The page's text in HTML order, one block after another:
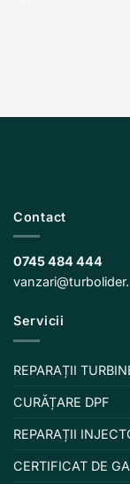
Contact
0745 484 444
Servicii
REPARAȚII
CURĂȚARE DPF
REPARAȚII
CERTIFICAT DE